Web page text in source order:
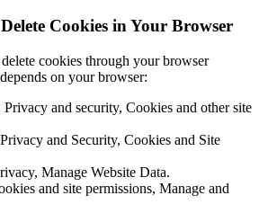
Cookies in Your Browser
cookies through your browser
on your browser:
and security, Cookies and other site
and Security, Cookies and Site
Manage Website Data.
and site permissions, Manage and